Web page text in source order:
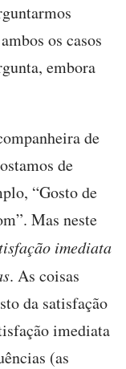
os casos
embora
de
de
“Gosto de
Mas neste
imediata
. As coisas
da satisfação
imediata
(as